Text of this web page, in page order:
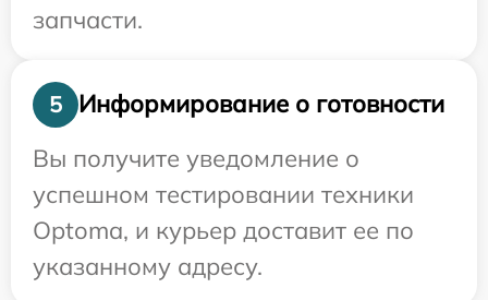
запчасти.
5
Информирование о готовности
Вы получите уведомление о
успешном тестировании техники
Optoma, и курьер доставит ее по
указанному адресу.